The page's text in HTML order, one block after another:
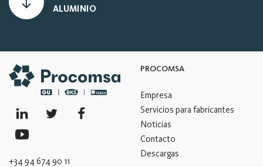
ALUMINIO
+34 94 674 90 11
PROCOMSA
Empresa
Servicios para fabricantes
Noticias
Contacto
Descargas